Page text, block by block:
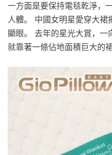
一方面是要保持電毯乾淨，
人體。 中國女明星愛穿大裙
顯眼。 去年的星光大賞，一
就靠著一條佔地面積巨大的